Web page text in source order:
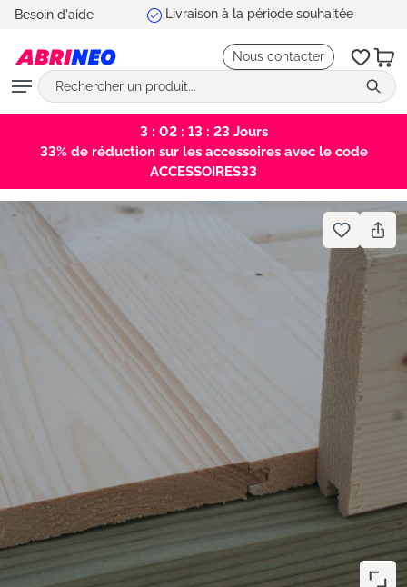
principal
Besoin d'aide
Nous contacter
3 : 02 : 13 : 23 Jours
33% de réduction sur les accessoires avec le code
ACCESSOIRES33
Bildergalerie überspringen